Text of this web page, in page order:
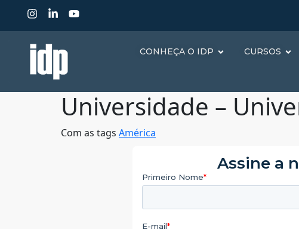
CONHEÇA O IDP CURSOS
Universidade –
Com as tags América
Assine a